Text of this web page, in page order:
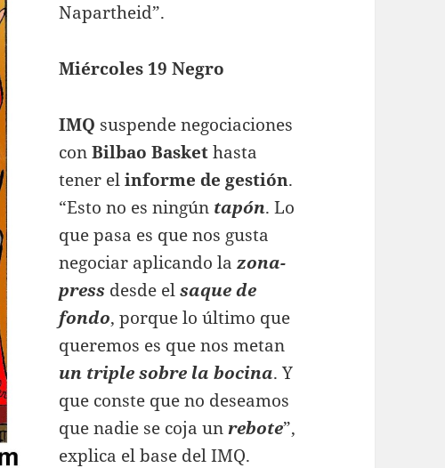
Napartheid”.
Miércoles 19 Negro
IMQ suspende negociaciones
conBilbao Baskethasta
tener elinforme de gestión.
“Esto no es ningún tapón. Lo
que pasa es que nos gusta
negociar aplicando lazona-
press desde elsaque de
fondo, porque lo último que
queremos es que nos metan
un triple sobre la bocina. Y
que conste que no deseamos
que nadie se coja unrebote”,
explica el base del IMQ.